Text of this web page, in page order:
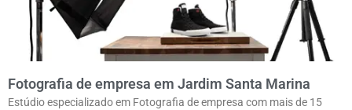
Fotografia de empresa em Jardim Santa Marina
Estúdio especializado em Fotografia de empresa com mais de 15